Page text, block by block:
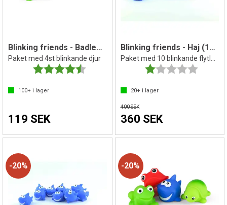
Blinking friends - Badleksak som blinkar
Paket med 4st blinkande djur
Betyg:
4.7 utav 5 stjärnor
100+ i lager
119 SEK
Blinking friends - Haj (10 st)
Betyg:
20+i lager
400 SEK
360 SEK
20% 20%